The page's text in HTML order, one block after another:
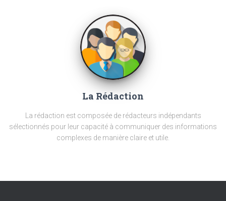
La Rédaction
La rédaction est composée de rédacteurs indépendants
sélectionnés pour leur capacité à communiquer des informations
complexes de manière claire et utile.